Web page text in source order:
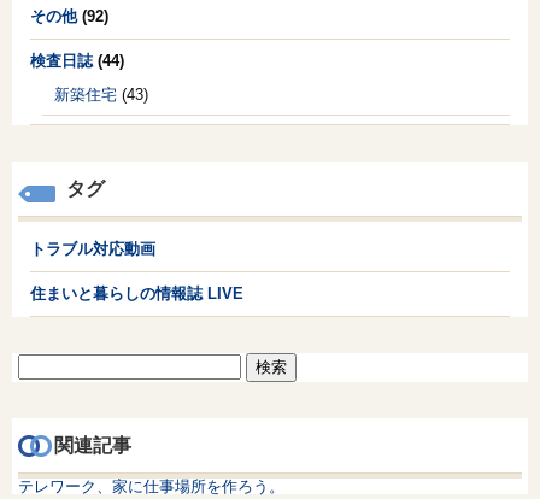
その他(92)
検査日誌 (44)
新築住宅 (43)
タグ
トラブル対応動画
住まいと暮らしの情報誌 LIVE
関連記事
テレワーク、家に仕事場所を作ろう。